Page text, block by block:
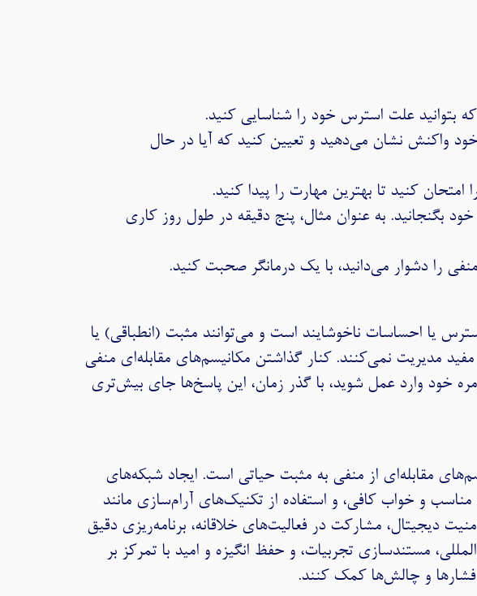
بتوانید علت استرس خود را شناسایی کنید.
واکنش نشان می‌دهید و تعیین کنید که آیا در حال
کنید تا بهترین مهارت را پیدا کنید.
بگنجانید. به عنوان مثال، پنج دقیقه در طول روز کاری
را دشوار می‌دانيد، با يک درمانگر صحبت كنيد.
یا احساسات ناخوشایند است و می‌توانند مثبت (انطباقی) یا
مدیریت نمی‌کنند. کنار گذاشتن مکانیسم‌های مقابله‌ای منفی
خود وارد عمل شوید، با گذر زمان، این پاسخ‌ها جای بیش‌تری
مقابله‌ای از منفی به مثبت حیاتی است. ایجاد شبکه‌های
و خواب کافی، و استفاده از تکنیک‌های آرام‌سازی مانند
دیجیتال، مشارکت در فعالیت‌های خلاقانه، برنامه‌ریزی دقیق
مستندسازی تجربیات، و حفظ انگیزه و امید با تمرکز بر
فشارها و چالش‌ها کمک کنند.